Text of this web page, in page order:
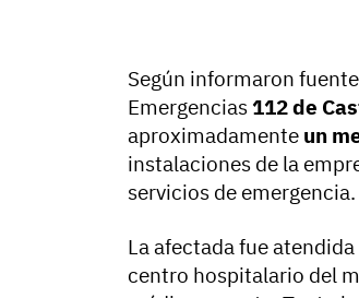
Según informaron
Emergencias 112 de
aproximadamente un
instalaciones de la
servicios de emergencia.
La afectada fue
centro hospitalario del